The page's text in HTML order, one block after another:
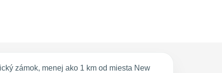
zámok, menej ako 1 km od miesta New